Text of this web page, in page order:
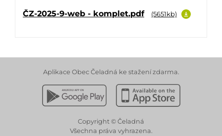
ČZ-2025-9-web - komplet.pdf (5651kb)
Aplikace Obec Čeladná ke stažení zdarma.
Stáhnout z Google PlayStáhnout z Apple App
Copyright © Čeladná
Všechna práva vyhrazena.